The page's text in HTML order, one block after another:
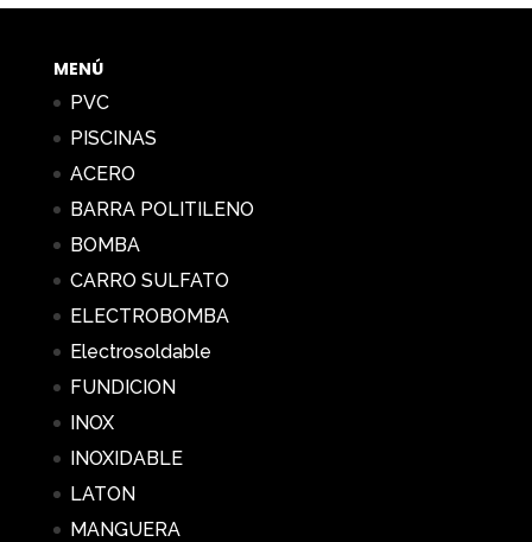
desde
MENÚ
PVC
PISCINAS
ACERO
BARRA POLITILENO
BOMBA
CARRO SULFATO
ELECTROBOMBA
Electrosoldable
FUNDICION
INOX
INOXIDABLE
LATON
MANGUERA